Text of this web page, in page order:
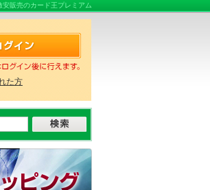
販売のカード王プレミアム
た方